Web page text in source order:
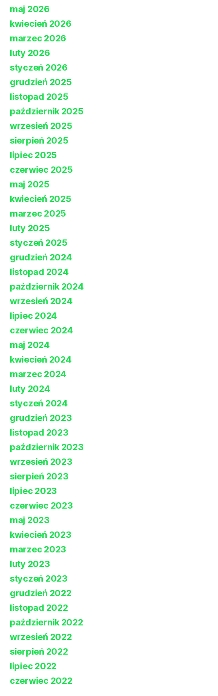
maj 2026
kwiecień 2026
marzec 2026
luty 2026
styczeń 2026
grudzień 2025
listopad 2025
październik 2025
wrzesień 2025
sierpień 2025
lipiec 2025
czerwiec 2025
maj 2025
kwiecień 2025
marzec 2025
luty 2025
styczeń 2025
grudzień 2024
listopad 2024
październik 2024
wrzesień 2024
lipiec 2024
czerwiec 2024
maj 2024
kwiecień 2024
marzec 2024
luty 2024
styczeń 2024
grudzień 2023
listopad 2023
październik 2023
wrzesień 2023
sierpień 2023
lipiec 2023
czerwiec 2023
maj 2023
kwiecień 2023
marzec 2023
luty 2023
styczeń 2023
grudzień 2022
listopad 2022
październik 2022
wrzesień 2022
sierpień 2022
lipiec 2022
czerwiec 2022